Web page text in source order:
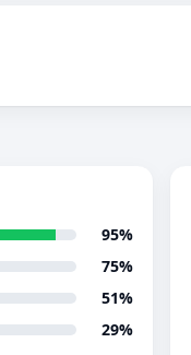
95%
75%
51%
29%